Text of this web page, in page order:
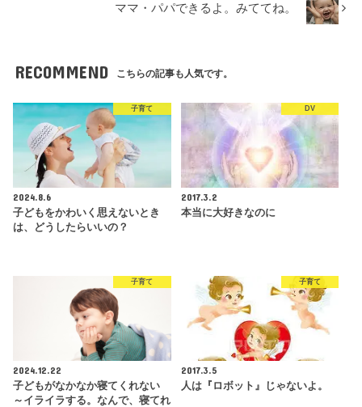
ママ・パパできるよ。みててね。
RECOMMEND こちらの記事も人気です。
子育て
2024.8.6
子どもをかわいく思えないとき
は、どうしたらいいの？
DV
2017.3.2
本当に大好きなのに
子育て
2024.12.22
子どもがなかなか寝てくれない
～イライラする。なんで、寝てれ
子育て
2017.3.5
人は『ロボット』じゃないよ。